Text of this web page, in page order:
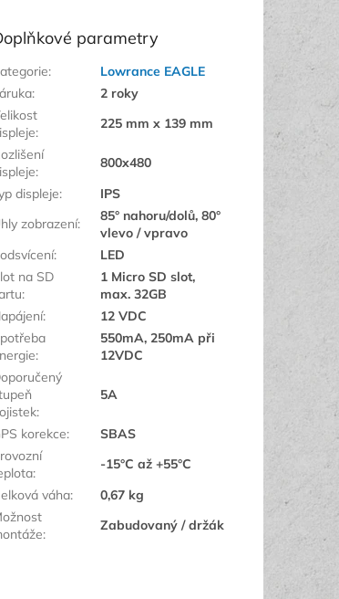
parametry
:
Lowrance EAGLE
:
2 roky
:
225 mm x 139 mm
:
800x480
displeje:
IPS
zobrazení:
85° nahoru/dolů, 80°
vlevo / vpravo
:
LED
na SD
:
1 Micro SD slot,
max. 32GB
:
12 VDC
:
550mA, 250mA při
12VDC
:
5A
korekce:
SBAS
:
-15°C až +55°C
váha:
0,67 kg
:
Zabudovaný / držák